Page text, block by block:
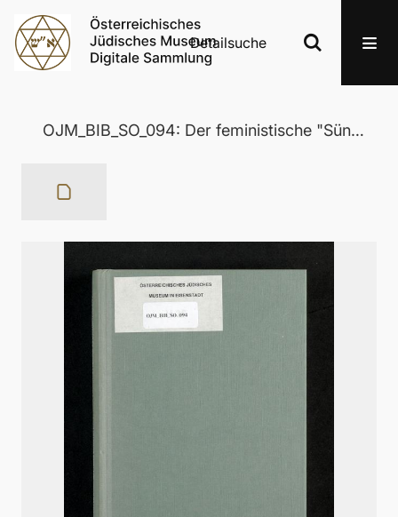
Detailsuche
OJM_BIB_SO_094: Der feministische "Sündenfall"?